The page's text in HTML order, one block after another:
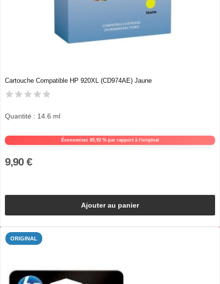
Cartouche Compatible HP 920XL (CD974AE) Jaune
Économisez 85,92 % par rapport à l'original
Quantité : 14.6 ml
9,90 €
Ajouter au panier
ORIGINAL